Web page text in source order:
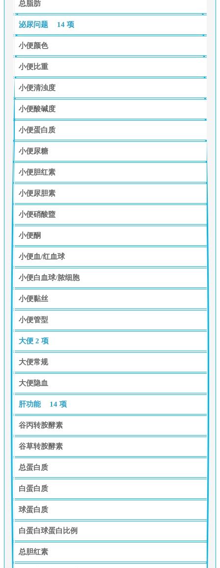
总脂肪
泌尿问题 14 项
小便颜色
小便比重
小便清浊度
小便酸碱度
小便蛋白质
小便尿糖
小便胆红素
小便尿胆素
小便硝酸盬
小便酮
小便血/红血球
小便白血球/脓细胞
小便黏丝
小便管型
大便 2 项
大便常规
大便隐血
肝功能 14 项
谷丙转胺酵素
谷草转胺酵素
总蛋白质
白蛋白质
球蛋白质
白蛋白球蛋白比例
总胆红素